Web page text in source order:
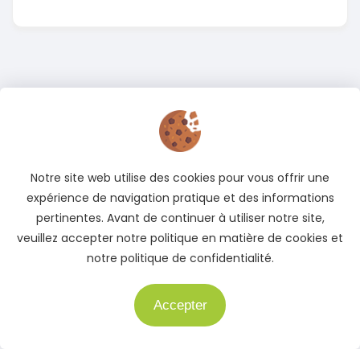
Notre site web utilise des cookies pour vous offrir une
expérience de navigation pratique et des informations
pertinentes. Avant de continuer à utiliser notre site,
veuillez accepter notre politique en matière de cookies et
notre politique de confidentialité.
Accepter